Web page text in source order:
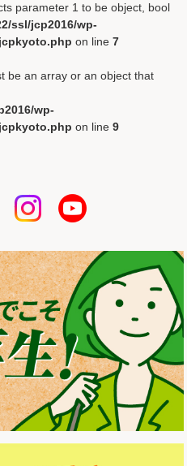
parameter 1 to be object, bool
ssl/jcp2016/wp-
on line 7
be an array or an object that
wp-
on line 9